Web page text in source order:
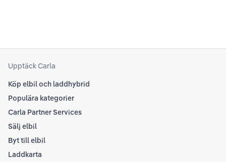
att
Upptäck Carla
Köp elbil och laddhybrid
Populära kategorier
Carla Partner Services
Sälj elbil
Byt till elbil
Laddkarta